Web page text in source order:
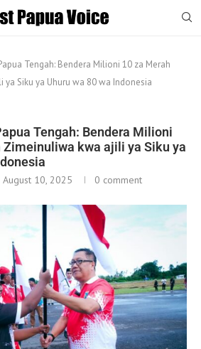
Tengah: Bendera Milioni 10 za Merah
Siku ya Uhuru wa 80 wa Indonesia
Tengah: Bendera Milioni
Zimeinuliwa kwa ajili ya Siku ya
August 10, 2025 0 comment